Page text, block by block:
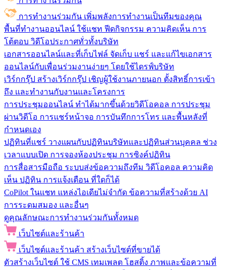
การทำงานร่วมกัน เพิ่มพลังการทำงานเป็นทีมของคุณ
พื้นที่ทำงานออนไลน์ ใช้แชท ฟีดกิจกรรม ความคิดเห็น การ
โต้ตอบ วิดีโอประกาศทั่วทั้งบริษัท
เอกสารออนไลน์และที่เก็บไฟล์ จัดเก็บ แชร์ และแก้ไขเอกสาร
ออนไลน์กับเพื่อนร่วมงานง่ายๆ โดยใช้ไดรฟ์บริษัท
เวิร์กกรุ๊ป สร้างเวิร์กกรุ๊ป เชิญผู้ใช้งานภายนอก ตั้งสิทธิ์การเข้า
ถึง และทำงานกับงานและโครงการ
การประชุมออนไลน์ ทำได้มากขึ้นด้วยวิดีโอคอล การประชุม
ผ่านวิดีโอ การแชร์หน้าจอ การบันทึกการโทร และพื้นหลังที่
กำหนดเอง
ปฏิทินที่แชร์ วางแผนกับปฏิทินบริษัทและปฏิทินส่วนบุคคล ช่วง
เวลาแบบเปิด การจองห้องประชุม การซิงค์ปฏิทิน
การสื่อสารมือถือ ระบบส่งข้อความถึงทีม วิดีโอคอล ความคิด
เห็น ปฏิทิน การแจ้งเตือน ที่ใดก็ได้
CoPilot ในแชท แหล่งไอเดียไม่จำกัด ข้อความที่สร้างด้วย AI
การระดมสมอง และอื่นๆ
ดูคุณลักษณะการทำงานร่วมกันทั้งหมด
เว็บไซต์และร้านค้า
เว็บไซต์และร้านค้า สร้างเว็บไซต์ที่ขายได้
ตัวสร้างเว็บไซต์ ใช้ CMS เทมเพลต โฮสติ้ง ภาพและข้อความที่